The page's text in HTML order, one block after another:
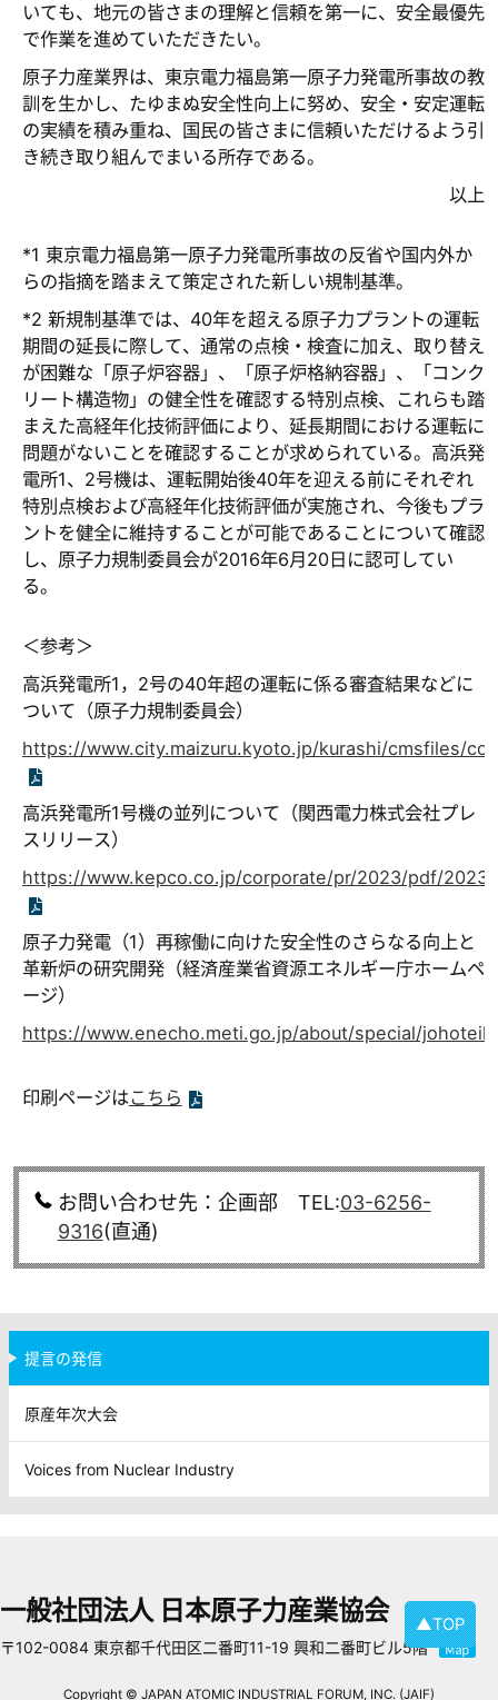
いても、地元の皆さまの理解と信頼を第一に、安全最優先
で作業を進めていただきたい。
原子力産業界は、東京電力福島第一原子力発電所事故の教
訓を生かし、たゆまぬ安全性向上に努め、安全・安定運転
の実績を積み重ね、国民の皆さまに信頼いただけるよう引
き続き取り組んでまいる所存である。
以上
*1 東京電力福島第一原子力発電所事故の反省や国内外か
らの指摘を踏まえて策定された新しい規制基準。
*2 新規制基準では、40年を超える原子力プラントの運転
期間の延長に際して、通常の点検・検査に加え、取り替え
が困難な「原子炉容器」、「原子炉格納容器」、「コンク
リート構造物」の健全性を確認する特別点検、これらも踏
まえた高経年化技術評価により、延長期間における運転に
問題がないことを確認することが求められている。高浜発
電所1、2号機は、運転開始後40年を迎える前にそれぞれ
特別点検および高経年化技術評価が実施され、今後もプラ
ントを健全に維持することが可能であることについて確認
し、原子力規制委員会が2016年6月20日に認可してい
る。
＜参考＞
高浜発電所1，2号の40年超の運転に係る審査結果などに
ついて（原子力規制委員会）
https://www.city.maizuru.kyoto.jp/kurashi/cmsfiles/
高浜発電所1号機の並列について（関西電力株式会社プレ
スリリース）
https://www.kepco.co.jp/corporate/pr/2023/pdf/
原子力発電（1）再稼働に向けた安全性のさらなる向上と
革新炉の研究開発（経済産業省資源エネルギー庁ホームペ
ージ）
https://www.enecho.meti.go.jp/about/special/
印刷ページはこちら
お問い合わせ先：企画部 TEL:03-6256-
9316(直通)
提言の発信
原産年次大会
Voices from Nuclear Industry
▲TOP
一般社団法人 日本原子力産業協会
〒102-0084 東京都千代田区二番町11-19 興和二番町ビル5階
Copyright © JAPAN ATOMIC INDUSTRIAL FORUM, INC. (JAIF)